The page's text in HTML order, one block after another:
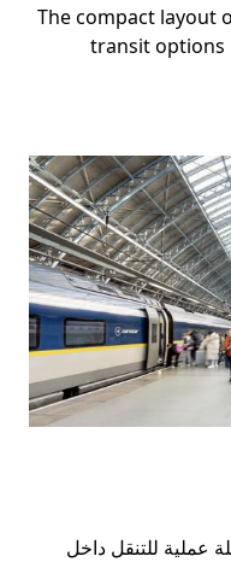
The compact layout
transit options
عملية للتنقل داخل